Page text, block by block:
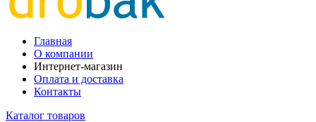
Главная
О компании
Интернет-магазин
Оплата и доставка
Контакты
Каталог товаров